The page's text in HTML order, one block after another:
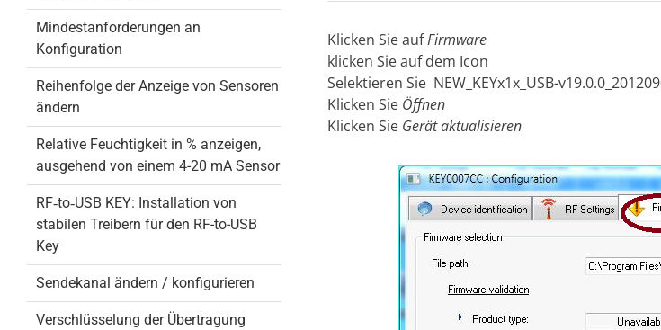
Mindestanforderungen an
Konfiguration
Reihenfolge der Anzeige von Sensoren
ändern
Relative Feuchtigkeit in % anzeigen,
ausgehend von einem 4-20 mA Sensor
RF‐to‐USB KEY: Installation von
stabilen Treibern für den RF-to-USB
Key
Sendekanal ändern / konfigurieren
Verschlüsselung der Übertragung
Klicken Sie aufFirmware
klicken Sie auf dem Icon
Selektieren Sie NEW_KEYx1x_USB-
Klicken Sie Öffnen
Klicken Sie Gerät aktualisieren